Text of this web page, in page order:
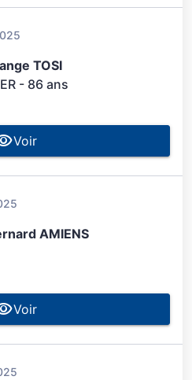
TOSI
- 86 ans
Voir
AMIENS
Voir